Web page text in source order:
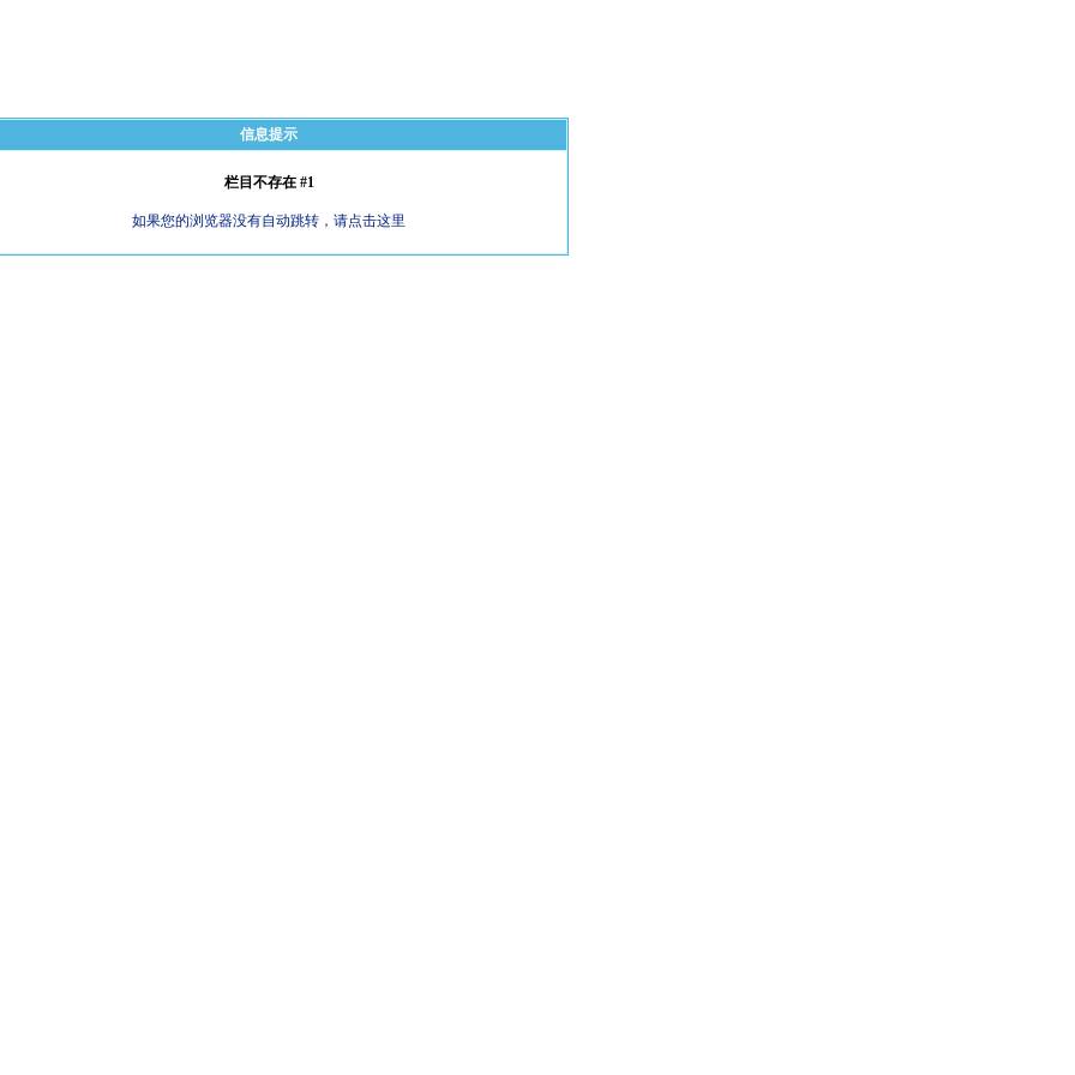
信息提示
栏目不存在 #1
如果您的浏览器没有自动跳转，请点击这里